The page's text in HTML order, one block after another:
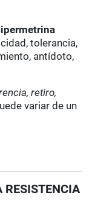
tolerancia,
antídoto,
retiro,
variar de un
RESISTENCIA